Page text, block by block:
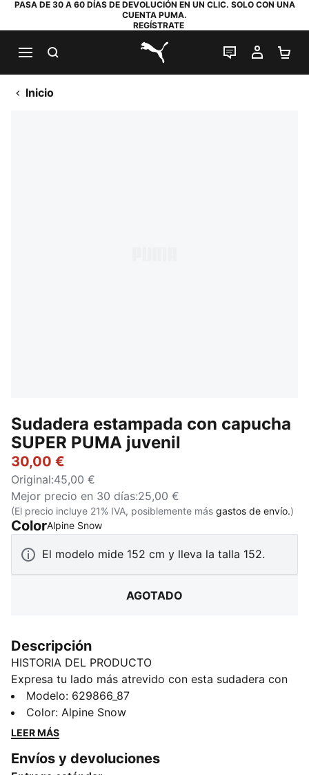
PASA DE 30 A 60 DÍAS DE DEVOLUCIÓN EN UN CLIC. SOLO CON UNA
CUENTA PUMA.
REGÍSTRATE
PUMA.com
CHAT EN
MI
Inicio
Sudadera estampada con capucha
SUPER PUMA juvenil
30,00 €
Original:45,00 €
Mejor precio en 30 días:25,00 €
(El precio incluye 21% IVA, posiblemente más gastos de envío.)
ColorAlpine Snow:
El modelo mide 152 cm y lleva la talla 152.
AGOTADO
Descripción
HISTORIA DEL PRODUCTO
Expresa tu lado más atrevido con esta sudadera con
capucha de PUMA. Presenta un llamativo estampado
de rodillo, el logotipo PUMA Cat bordado en la manga
y una capucha con forro de punto. Perfectas para
único y destaca.
Modelo: 629866_87
Color: Alpine Snow
LEER MÁS
Envíos y devoluciones